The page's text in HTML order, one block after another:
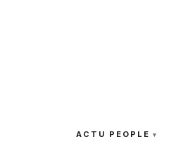
ACTU PEOPLE